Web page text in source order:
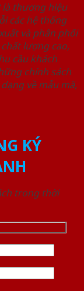
là thương hiệu
các hệ thống
và phân phối
lượng cao,
cầu khách
chính sách
về mẫu mã,
KÝ
trong thời